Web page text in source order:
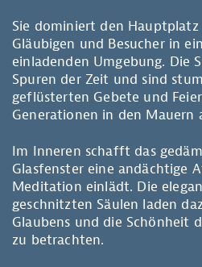
Sie dominiert den
Gläubigen und Besucher in
einladenden Umgebung. Die
Spuren der Zeit und sind
geflüsterten Gebete und
Generationen in den Mauern
Im Inneren schafft das
Glasfenster eine andächtige
Meditation einlädt. Die
geschnitzten Säulen laden
Glaubens und die Schönheit
zu betrachten.